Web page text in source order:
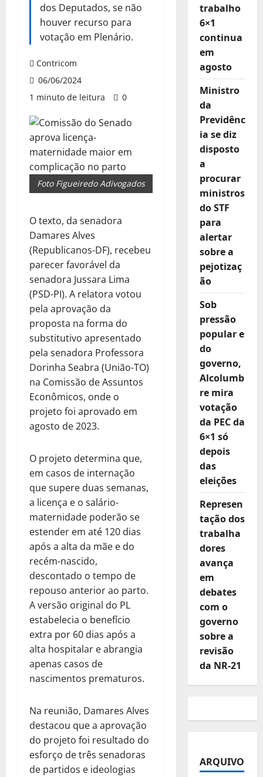
dos Deputados, se não
houver recurso para
votação em Plenário.
Contricom
06/06/2024
1 minuto de leitura
0
Foto Figueiredo Adivogados
O texto, da senadora
Damares Alves
(Republicanos-DF), recebeu
parecer favorável da
senadora Jussara Lima
(PSD-PI). A relatora votou
pela aprovação da
proposta na forma do
substitutivo apresentado
pela senadora Professora
Dorinha Seabra (União-TO)
na Comissão de Assuntos
Econômicos, onde o
projeto foi aprovado em
agosto de 2023.
O projeto determina que,
em casos de internação
que supere duas semanas,
a licença e o salário-
maternidade poderão se
estender em até 120 dias
após a alta da mãe e do
recém-nascido,
descontado o tempo de
repouso anterior ao parto.
A versão original do PL
estabelecia o benefício
extra por 60 dias após a
alta hospitalar e abrangia
apenas casos de
nascimentos prematuros.
Na reunião, Damares Alves
destacou que a aprovação
do projeto foi resultado do
esforço de três senadoras
de partidos e ideologias
trabalho
6×1
continua
em
agosto
Ministro
da
Previdênc
ia se diz
disposto
a
procurar
ministros
do STF
para
alertar
sobre a
pejotizaç
ão
Sob
pressão
popular e
do
governo,
Alcolumb
re mira
votação
da PEC da
6×1 só
depois
das
eleições
Represen
tação dos
trabalha
dores
avança
em
debates
com o
governo
sobre a
revisão
da NR-21
ARQUIVO